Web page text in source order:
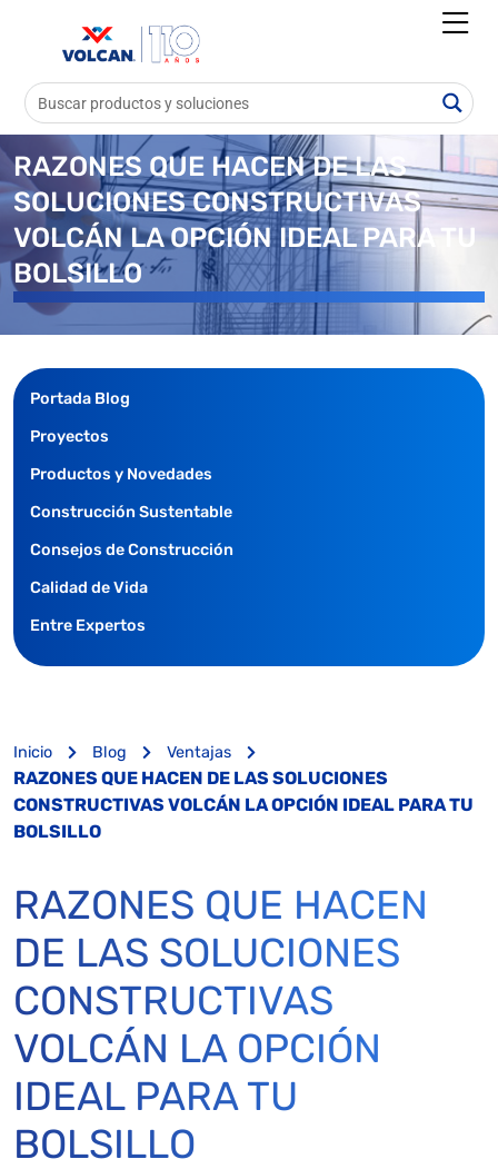
RAZONES QUE HACEN DE LAS
SOLUCIONES CONSTRUCTIVAS
VOLCÁN LA OPCIÓN IDEAL PARA TU
BOLSILLO
Portada Blog
Proyectos
Productos y Novedades
Construcción Sustentable
Consejos de Construcción
Calidad de Vida
Entre Expertos
Inicio Blog Ventajas
RAZONES QUE HACEN DE LAS SOLUCIONES
CONSTRUCTIVAS VOLCÁN LA OPCIÓN IDEAL PARA TU
BOLSILLO
RAZONES QUE HACEN
DE LAS SOLUCIONES
CONSTRUCTIVAS
VOLCÁN LA OPCIÓN
IDEAL PARA TU
BOLSILLO